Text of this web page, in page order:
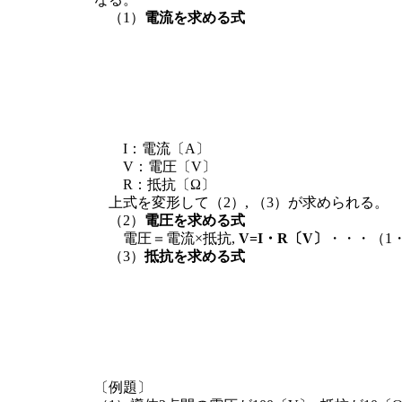
（1） 電流を求める式
I：電流〔A〕
V：電圧〔V〕
R：抵抗〔Ω〕
上式を変形して（2）, （3）が求められる。
（2） 電圧を求める式
電圧＝電流×抵抗, V=I・R〔V〕
・・・（1
（3） 抵抗を求める式
〔例題〕